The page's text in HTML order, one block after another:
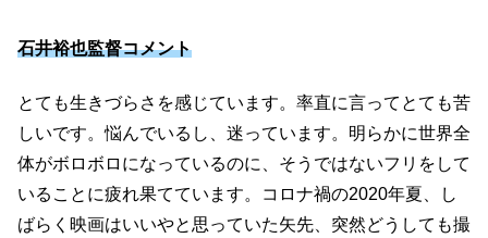
石井裕也監督コメント
とても生きづらさを感じています。率直に言ってとても苦
しいです。悩んでいるし、迷っています。明らかに世界全
体がボロボロになっているのに、そうではないフリをして
いることに疲れ果てています。コロナ禍の2020年夏、し
ばらく映画はいいやと思っていた矢先、突然どうしても撮